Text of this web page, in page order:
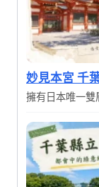
妙見本宮 千
擁有日本唯一雙